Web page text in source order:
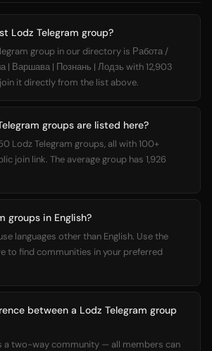
Lodz Telegram group?
group in our directory is Работа /
| Варшава | Познань | Лодзь with 12,903
it directly from the list above.
groups are listed here?
Lodz Telegram groups, all with 100+
join link. The average group has 1,926
groups in English?
languages other than English. Use the
to find communities in your preferred
between a Lodz Telegram group
a two-way community — all members can